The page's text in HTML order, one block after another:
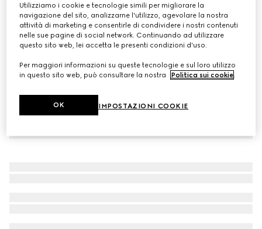
Variante pelle nera
Utilizziamo i cookie e tecnologie simili per migliorare la
navigazione del sito, analizzarne l'utilizzo, agevolare la nostra
attività di marketing e consentirle di condividere i nostri contenuti
nelle sue pagine di social network. Continuando ad utilizzare
questo sito web, lei accetta le presenti condizioni d'uso.
Per maggiori informazioni su queste tecnologie e sul loro utilizzo
in questo sito web, può consultare la nostra
Politica sui cookie.
IMPOSTAZIONI COOKIE
OK